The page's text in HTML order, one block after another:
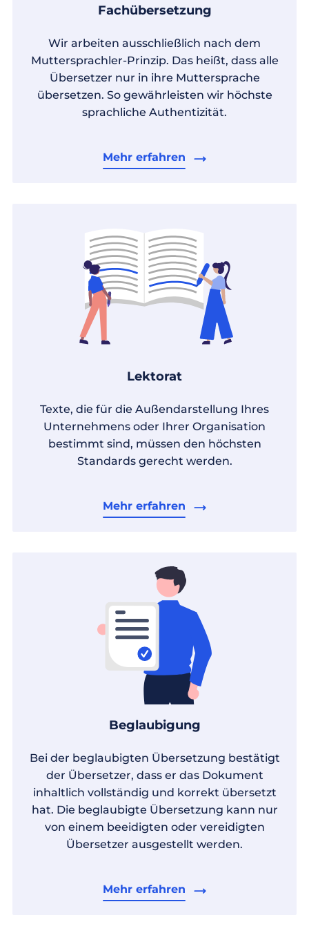
Fachübersetzung
Wir arbeiten ausschließlich nach dem
Muttersprachler-Prinzip. Das heißt, dass alle
Übersetzer nur in ihre Muttersprache
übersetzen. So gewährleisten wir höchste
sprachliche Authentizität.
Mehr erfahren
Lektorat
Texte, die für die Außendarstellung Ihres
Unternehmens oder Ihrer Organisation
bestimmt sind, müssen den höchsten
Standards gerecht werden.
Mehr erfahren
Beglaubigung
Bei der beglaubigten Übersetzung bestätigt
der Übersetzer, dass er das Dokument
inhaltlich vollständig und korrekt übersetzt
hat. Die beglaubigte Übersetzung kann nur
von einem beeidigten oder vereidigten
Übersetzer ausgestellt werden.
Mehr erfahren